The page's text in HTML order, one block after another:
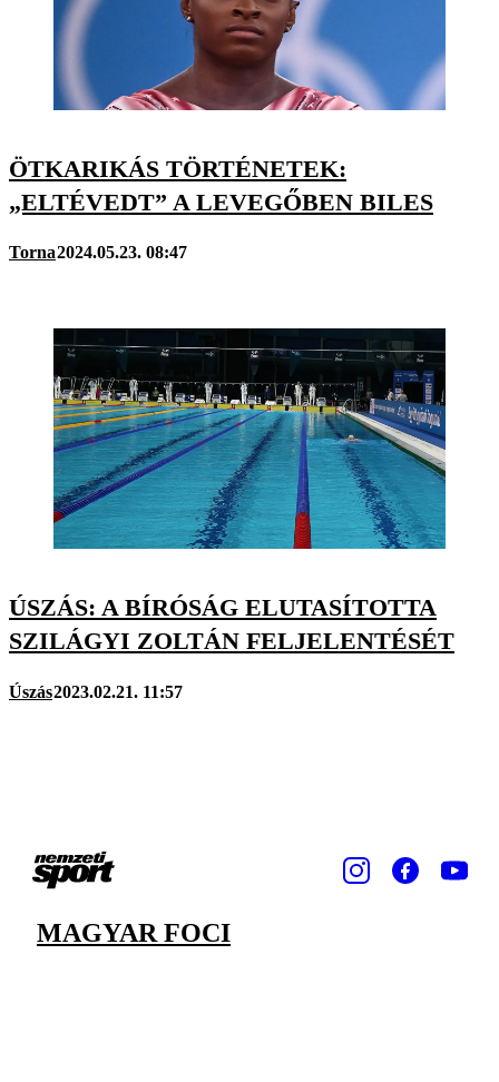
ÖTKARIKÁS TÖRTÉNETEK:
„ELTÉVEDT” A LEVEGŐBEN BILES
Torna2024.05.23. 08:47
ÚSZÁS: A BÍRÓSÁG ELUTASÍTOTTA
SZILÁGYI ZOLTÁN FELJELENTÉSÉT
Úszás2023.02.21. 11:57
MAGYAR FOCI